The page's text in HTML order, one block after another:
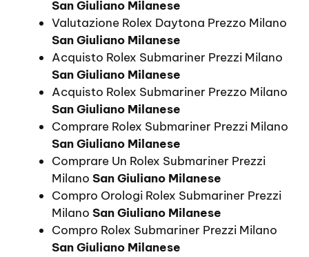
San Giuliano Milanese
Valutazione Rolex Daytona Prezzo Milano
San Giuliano Milanese
Acquisto Rolex Submariner Prezzi Milano
San Giuliano Milanese
Acquisto Rolex Submariner Prezzo Milano
San Giuliano Milanese
Comprare Rolex Submariner Prezzi Milano
San Giuliano Milanese
Comprare Un Rolex Submariner Prezzi
Milano San Giuliano Milanese
Compro Orologi Rolex Submariner Prezzi
Milano San Giuliano Milanese
Compro Rolex Submariner Prezzi Milano
San Giuliano Milanese